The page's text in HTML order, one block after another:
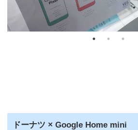
ドーナツ × Google Home mini